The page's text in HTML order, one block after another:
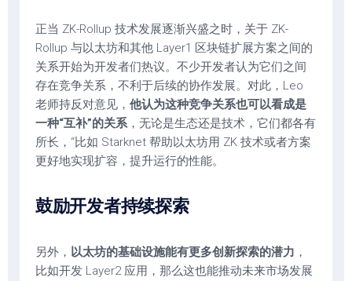
正当 ZK-Rollup 技术发展逐渐兴盛之时，关于 ZK-
Rollup 与以太坊和其他 Layer1 区块链扩展方案之间的
关系开始为开发者们热议。不少开发者认为它们之间
存在竞争关系，不利于后续的协作发展。对此，Leo
老师持反对意见， 他认为这种竞争关系也可以看成是
一种“互补”的关系，无论是生态还是技术，它们都各有
所长，“比如 Starknet 帮助以太坊用 ZK 技术或者方案
更好地实现扩容，提升运行的性能。
鼓励开发者持续探索
另外， 以太坊的基础设施能有更多创新探索的潜力 ，
比如开发 Layer2 应用，那么这也能推动未来市场发展